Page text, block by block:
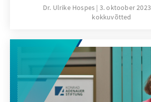
Dr. Ulrike Hospes 3. oktoober 2023
kokkuvõtted